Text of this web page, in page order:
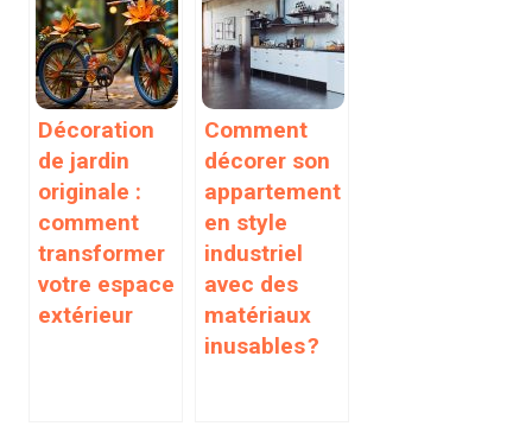
Décoration
de jardin
originale :
comment
transformer
votre espace
extérieur
Comment
décorer son
appartement
en style
industriel
avec des
matériaux
inusables ?